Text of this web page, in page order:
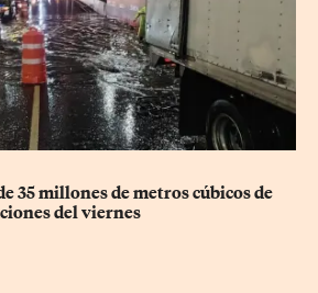
35 millones de metros cúbicos de
del viernes